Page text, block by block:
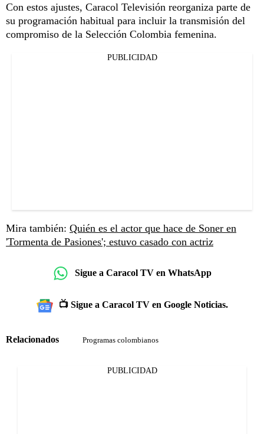
Con estos ajustes, Caracol Televisión reorganiza parte de
su programación habitual para incluir la transmisión del
compromiso de la Selección Colombia femenina.
PUBLICIDAD
Mira también: Quién es el actor que hace de Soner en
'Tormenta de Pasiones'; estuvo casado con actriz
Sigue a Caracol TV en WhatsApp
📺 Sigue a Caracol TV en Google Noticias.
Relacionados Programas colombianos
PUBLICIDAD